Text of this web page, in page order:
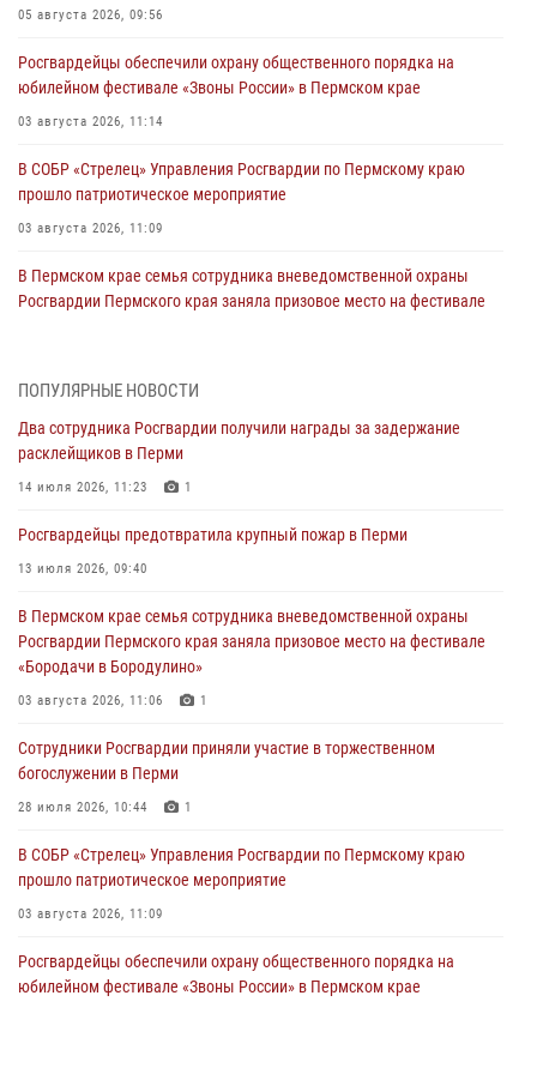
05 августа 2026, 09:56
Росгвардейцы обеспечили охрану общественного порядка на
юбилейном фестивале «Звоны России» в Пермском крае
03 августа 2026, 11:14
В СОБР «Стрелец» Управления Росгвардии по Пермскому краю
прошло патриотическое мероприятие
03 августа 2026, 11:09
В Пермском крае семья сотрудника вневедомственной охраны
Росгвардии Пермского края заняла призовое место на фестивале
юных спортсменов
03 августа 2026, 10:59
30 июля 2026, 05:19
богослужении в Перми
28 июля 2026, 10:44
Росгвардейцы оказали силовую поддержку при задержании
28 июля 2026, 06:15
ПОПУЛЯРНЫЕ НОВОСТИ
Два сотрудника Росгвардии получили награды за задержание
расклейщиков в Перми
14 июля 2026, 11:23 1
Росгвардейцы предотвратила крупный пожар в Перми
13 июля 2026, 09:40
В Пермском крае семья сотрудника вневедомственной охраны
Росгвардии Пермского края заняла призовое место на фестивале
«Бородачи в Бородулино»
03 августа 2026, 11:06 1
Сотрудники Росгвардии приняли участие в торжественном
богослужении в Перми
28 июля 2026, 10:44 1
В СОБР «Стрелец» Управления Росгвардии по Пермскому краю
прошло патриотическое мероприятие
03 августа 2026, 11:09
Росгвардейцы обеспечили охрану общественного порядка на
юбилейном фестивале «Звоны России» в Пермском крае